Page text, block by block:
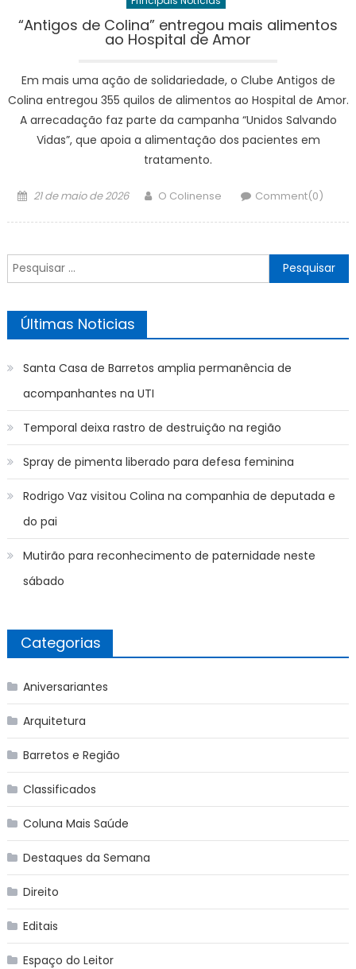
“Antigos de Colina” entregou mais alimentos
ao Hospital de Amor
Em mais uma ação de solidariedade, o Clube Antigos de
Colina entregou 355 quilos de alimentos ao Hospital de Amor.
A arrecadação faz parte da campanha “Unidos Salvando
Vidas”, que apoia a alimentação dos pacientes em
tratamento.
Posted
21 de maio de 2026 Author
O Colinense Comment(0)
Pesquisar
por:
Últimas Noticias
Santa Casa de Barretos amplia permanência de
acompanhantes na UTI
Temporal deixa rastro de destruição na região
Spray de pimenta liberado para defesa feminina
Rodrigo Vaz visitou Colina na companhia de deputada e
do pai
Mutirão para reconhecimento de paternidade neste
sábado
Categorias
Aniversariantes
Arquitetura
Barretos e Região
Classificados
Coluna Mais Saúde
Destaques da Semana
Direito
Editais
Espaço do Leitor